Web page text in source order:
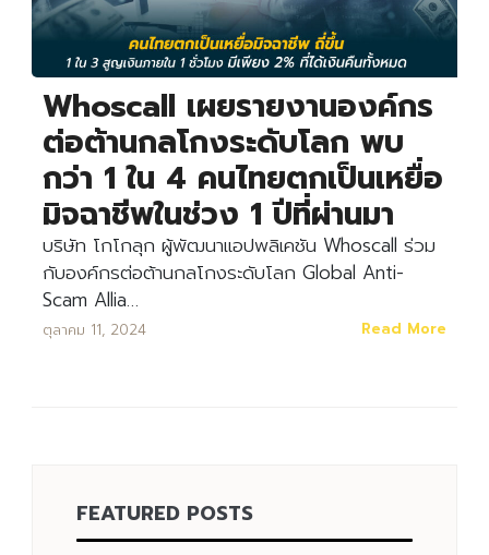
Search
Whoscall เผยรายงานองค์กร
ต่อต้านกลโกงระดับโลก พบ
กว่า 1 ใน 4 คนไทยตกเป็นเหยื่อ
มิจฉาชีพในช่วง 1 ปีที่ผ่านมา
บริษัท โกโกลุก ผู้พัฒนาแอปพลิเคชัน Whoscall ร่วม
กับองค์กรต่อต้านกลโกงระดับโลก Global Anti-
Scam Allia…
ตุลาคม 11, 2024 Read More
FEATURED POSTS